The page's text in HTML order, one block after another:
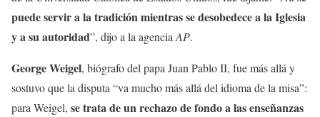
puede servir a la tradición mientras se desobedece a la Iglesia
y a su autoridad”, dijo a la agencia AP.
George Weigel, biógrafo del papa Juan Pablo II, fue más allá y
sostuvo que la disputa “va mucho más allá del idioma de la misa”:
para Weigel, se trata de un rechazo de fondo a las enseñanzas